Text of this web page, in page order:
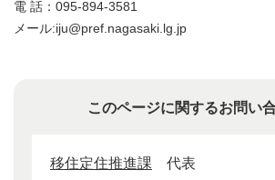
電 話：095-894-3581
メール:iju@pref.nagasaki.lg.jp
このページに関するお問い
移住定住推進課 代表